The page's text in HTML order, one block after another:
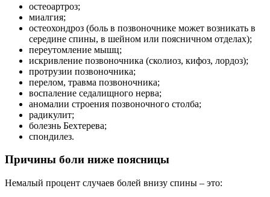
остеоартроз;
миалгия;
остеохондроз (боль в позвоночнике может возникать в
середине спины, в шейном или поясничном отделах);
переутомление мышц;
искривление позвоночника (сколиоз, кифоз, лордоз);
протрузии позвоночника;
перелом, травма позвоночника;
воспаление седалищного нерва;
аномалии строения позвоночного столба;
радикулит;
болезнь Бехтерева;
спондилез.
Причины боли ниже поясницы
Немалый процент случаев болей внизу спины – это: